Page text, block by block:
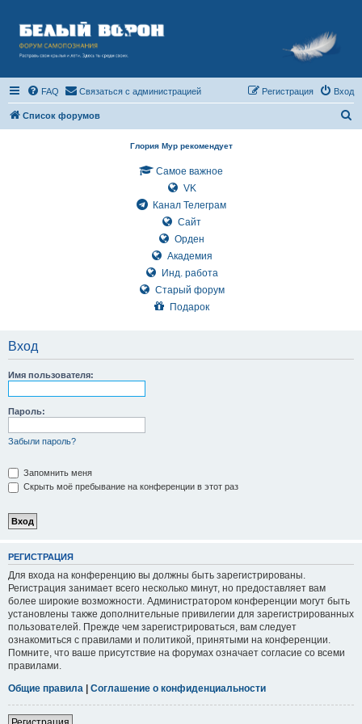
FAQ Связаться с администрацией Вход
Регистрация
Список форумов
Глория Мур рекомендует
Самое важное
VK
Канал Телеграм
Сайт
Орден
Академия
Инд. работа
Старый форум
Подарок
Вход
Имя пользователя:
Пароль:
Забыли пароль?
Запомнить меня
Скрыть моё пребывание на конференции в этот раз
РЕГИСТРАЦИЯ
Для входа на конференцию вы должны быть зарегистрированы.
Регистрация занимает всего несколько минут, но предоставляет вам
более широкие возможности. Администратором конференции могут быть
установлены также дополнительные привилегии для зарегистрированных
пользователей. Прежде чем зарегистрироваться, вам следует
ознакомиться с правилами и политикой, принятыми на конференции.
Помните, что ваше присутствие на форумах означает согласие со всеми
правилами.
Общие правила
Соглашение о конфиденциальности